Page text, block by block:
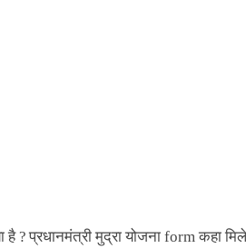
है ? प्रधानमंत्री मुद्रा योजना formकहा